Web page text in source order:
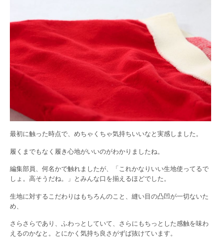
最初に触った時点で、めちゃくちゃ気持ちいいなと実感しました。
履くまでもなく履き心地がいいのがわかりましたね。
編集部員、何名かで触れましたが、「これかなりいい生地使ってるで
しょ。高そうだね。」とみんな口を揃えるほどでした。
生地に対するこだわりはもちろんのこと、縫い目の凸凹が一切ないた
め、
さらさらであり、ふわっとしていて、さらにもちっとした感触を味わ
えるのかなと。とにかく気持ち良さがずば抜けています。